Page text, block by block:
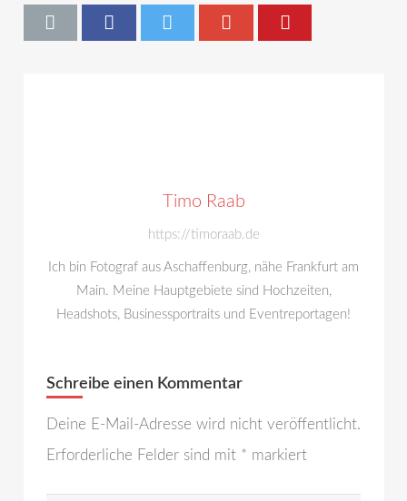
Timo Raab
https://timoraab.de
Ich bin Fotograf aus Aschaffenburg, nähe Frankfurt am
Main. Meine Hauptgebiete sind Hochzeiten,
Headshots, Businessportraits und Eventreportagen!
Schreibe einen Kommentar
Deine E-Mail-Adresse wird nicht veröffentlicht.
Erforderliche Felder sind mit * markiert